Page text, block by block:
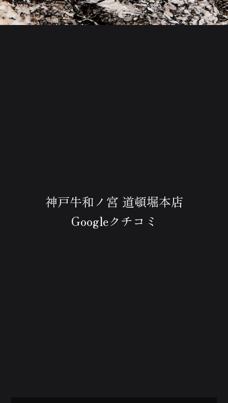
神戸牛和ノ宮 道頓堀本店
Googleクチコミ